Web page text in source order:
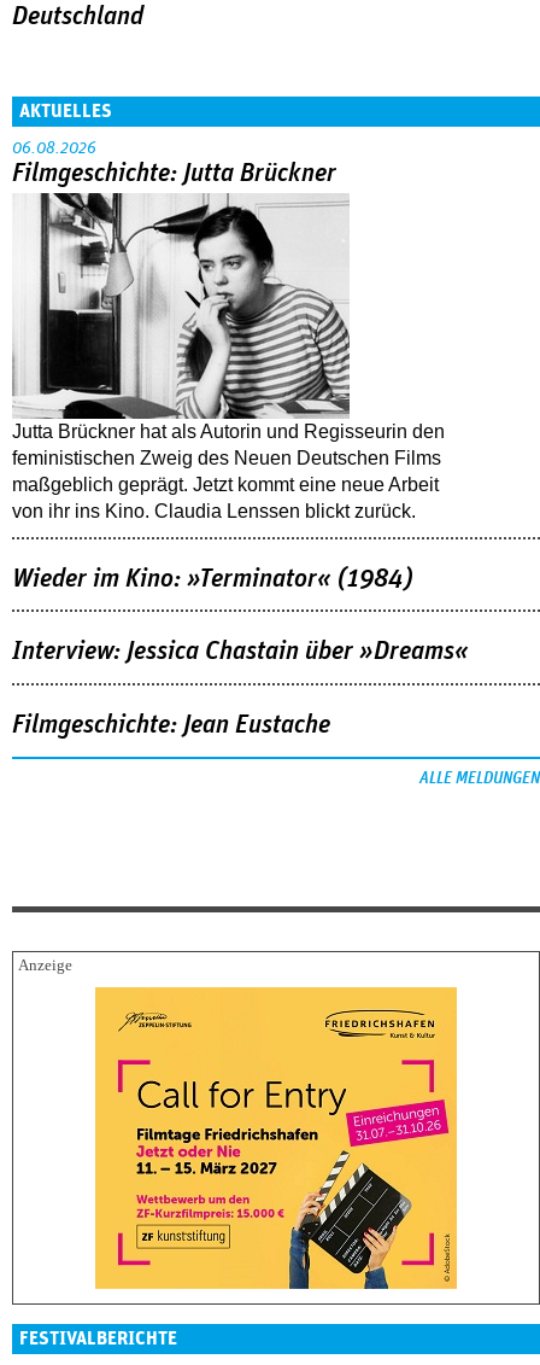
Deutschland
AKTUELLES
06.08.2026
Filmgeschichte: Jutta Brückner
Jutta Brückner hat als Autorin und Regisseurin den
feministischen Zweig des Neuen Deutschen Films
maßgeblich geprägt. Jetzt kommt eine neue Arbeit
von ihr ins Kino. Claudia Lenssen blickt zurück.
Wieder im Kino: »Terminator« (1984)
Interview: Jessica Chastain über »Dreams«
Filmgeschichte: Jean Eustache
ALLE MELDUNGEN
FESTIVALBERICHTE